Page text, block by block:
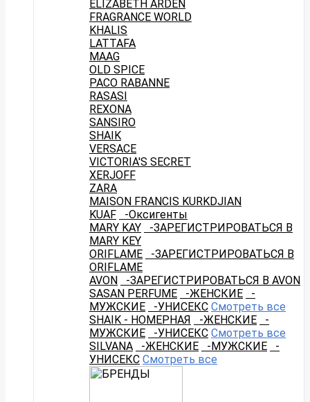
ELIZABETH ARDEN
FRAGRANCE WORLD
KHALIS
LATTAFA
MAAG
OLD SPICE
PACO RABANNE
RASASI
REXONA
SANSIRO
SHAIK
VERSACE
VICTORIA'S SECRET
XERJOFF
ZARA
MAISON FRANCIS KURKDJIAN
KUAF
-Оксигенты
MARY KAY
-ЗАРЕГИСТРИРОВАТЬСЯ В
MARY KEY
ORIFLAME
-ЗАРЕГИСТРИРОВАТЬСЯ В
ORIFLAME
AVON
-ЗАРЕГИСТРИРОВАТЬСЯ В AVON
SASAN PERFUME
-ЖЕНСКИЕ
-
МУЖСКИЕ
-УНИСЕКС Смотреть все
SHAIK - НОМЕРНАЯ
-ЖЕНСКИЕ
-
МУЖСКИЕ
-УНИСЕКС Смотреть все
SILVANA
-ЖЕНСКИЕ -МУЖСКИЕ
-
УНИСЕКС Смотреть все